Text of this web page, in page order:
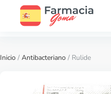
Inicio / Antibacteriano / Rulide